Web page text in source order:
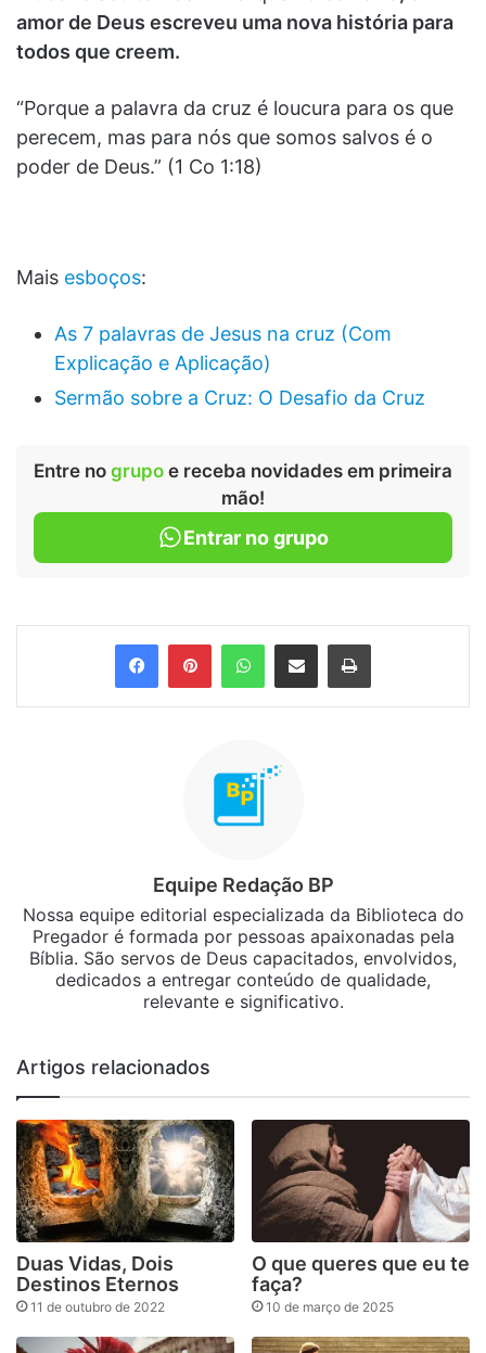
amor de Deus escreveu uma nova história para
todos que creem.
“Porque a palavra da cruz é loucura para os que
perecem, mas para nós que somos salvos é o
poder de Deus.” (1 Co 1:18)
Mais esboços:
As 7 palavras de Jesus na cruz (Com
Explicação e Aplicação)
Sermão sobre a Cruz: O Desafio da Cruz
Entre no grupo e receba novidades em primeira
mão!
Entrar no grupo
FacebookPinterestWhatsApp
Compartilhar via e-mail Imprimir
Equipe Redação BP
Nossa equipe editorial especializada da Biblioteca do
Pregador é formada por pessoas apaixonadas pela
Bíblia. São servos de Deus capacitados, envolvidos,
dedicados a entregar conteúdo de qualidade,
relevante e significativo.
Artigos relacionados
Duas Vidas, Dois
Destinos Eternos
11 de outubro de 2022
O que queres que eu te
faça?
10 de março de 2025